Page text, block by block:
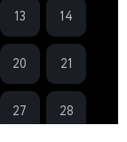
13 14
20 21
27 28